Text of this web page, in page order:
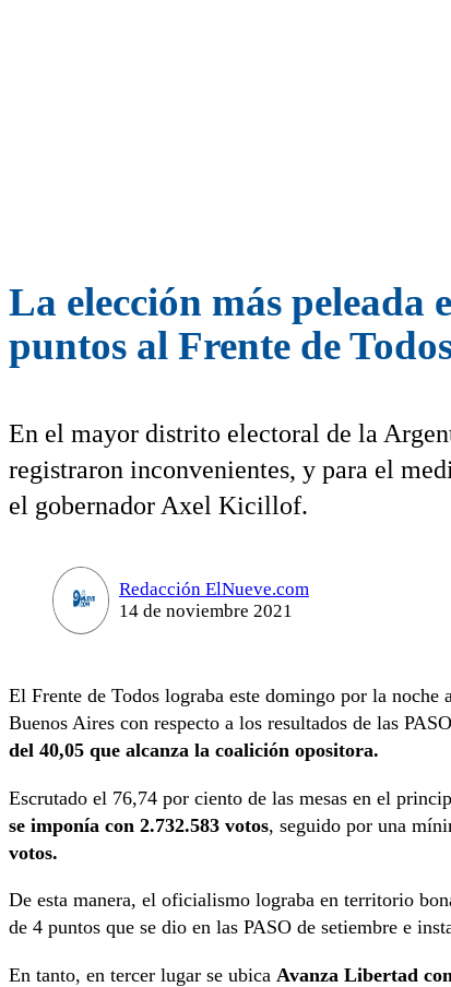
La elección más peleada
puntos al Frente de
En el mayor distrito electoral de la
registraron inconvenientes, y para el
el gobernador Axel Kicillof.
Redacción ElNueve.com
14 de noviembre 2021
El Frente de Todos lograba este domingo por la
Buenos Aires con respecto a los resultados de las
del 40,05 que alcanza la coalición opositora.
Escrutado el 76,74 por ciento de las mesas en el
se imponía con 2.732.583 votos, seguido por una
votos.
De esta manera, el oficialismo lograba en territorio
de 4 puntos que se dio en las PASO de setiembre e
En tanto, en tercer lugar se ubica Avanza Libertad